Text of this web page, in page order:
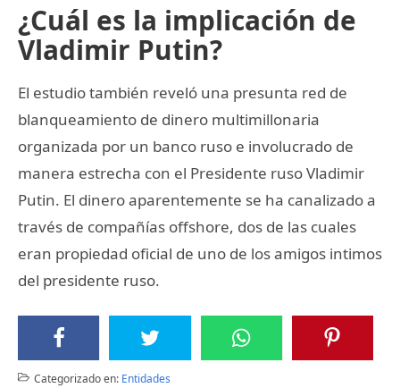
¿Cuál es la implicación de
Vladimir Putin?
El estudio también reveló una presunta red de
blanqueamiento de dinero multimillonaria
organizada por un banco ruso e involucrado de
manera estrecha con el Presidente ruso Vladimir
Putin. El dinero aparentemente se ha canalizado a
través de compañías offshore, dos de las cuales
eran propiedad oficial de uno de los amigos intimos
del presidente ruso.
Categorizado en: Entidades